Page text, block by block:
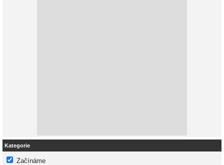
Kategorie
Začínáme